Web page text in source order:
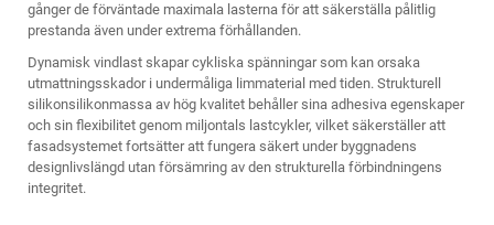
gånger de förväntade maximala lasterna för att säkerställa pålitlig
prestanda även under extrema förhållanden.
Dynamisk vindlast skapar cykliska spänningar som kan orsaka
utmattningsskador i undermåliga limmaterial med tiden. Strukturell
silikonsilikonmassa av hög kvalitet behåller sina adhesiva egenskaper
och sin flexibilitet genom miljontals lastcykler, vilket säkerställer att
fasadsystemet fortsätter att fungera säkert under byggnadens
designlivslängd utan försämring av den strukturella förbindningens
integritet.